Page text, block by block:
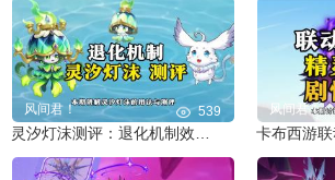
风间君！ 539 风间君！